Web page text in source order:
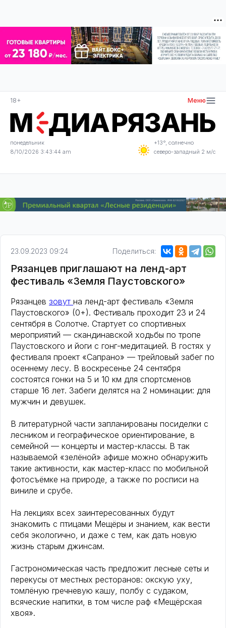
18+ Меню
понедельник
8/10/2026 3:43:44 am
+13°, солнечно
северо-западный 2 м/с
23.09.2023 09:24 Поделиться:
Рязанцев приглашают на ленд-арт
фестиваль «Земля Паустовского»
Рязанцев зовут на ленд-арт фестиваль «Земля
Паустовского» (0+). Фестиваль проходит 23 и 24
сентября в Солотче. Стартует со спортивных
мероприятий — скандинавской ходьбы по тропе
Паустовского и йоги с гонг-медитацией. В гостях у
фестиваля проект «Сапрано» — трейловый забег по
осеннему лесу. В воскресенье 24 сентября
состоятся гонки на 5 и 10 км для спортсменов
старше 16 лет. Забеги делятся на 2 номинации: для
мужчин и девушек.
В литературной части запланированы посиделки с
лесником и географическое ориентирование, в
семейной — концерты и мастер-классы. В так
называемой «зелёной» афише можно обнаружить
такие активности, как мастер-класс по мобильной
фотосъёмке на природе, а также по росписи на
виниле и срубе.
На лекциях всех заинтересованных будут
знакомить с птицами Мещёры и знанием, как вести
себя экологично, и даже с тем, как дать новую
жизнь старым джинсам.
Гастрономическая часть предложит лесные сеты и
перекусы от местных ресторанов: окскую уху,
томлёную гречневую кашу, полбу с судаком,
всяческие напитки, в том числе раф «Мещёрская
хвоя».